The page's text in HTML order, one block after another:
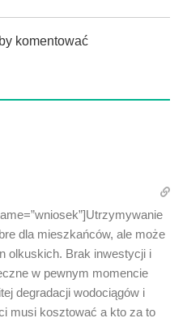
komentować
dla mieszkańców, ale może
olkuskich. Brak inwestycji i
w pewnym momencie
degradacji wodociągów i
musi kosztować a kto za to